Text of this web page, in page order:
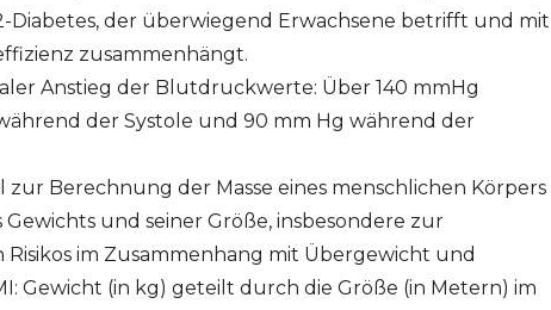
der überwiegend Erwachsene betrifft und mit
zusammenhängt.
Anstieg der Blutdruckwerte: Über 140 mmHg
der Systole und 90 mm Hg während der
zur Berechnung der Masse eines menschlichen Körpers
und seiner Größe, insbesondere zur
im Zusammenhang mit Übergewicht und
Gewicht (in kg) geteilt durch die Größe (in Metern) im